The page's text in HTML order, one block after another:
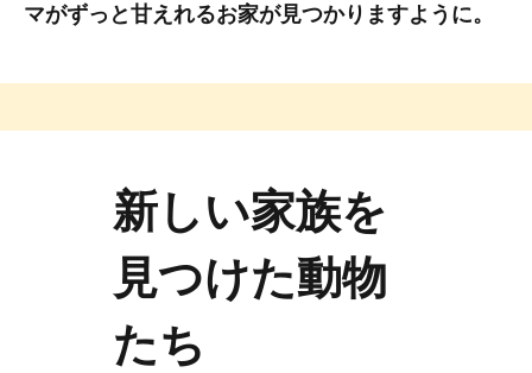
マがずっと甘えれるお家が見つかりますように。
新しい家族を
見つけた動物
たち